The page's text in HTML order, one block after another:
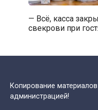
— Всё, касса
свекрови при
Копирование
администрацией!